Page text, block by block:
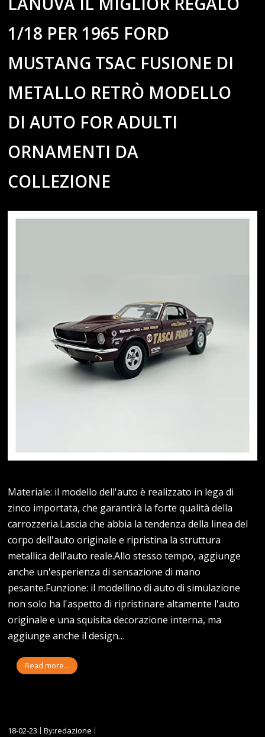
1/18 PER 1965 FORD
MUSTANG TSAC FUSIONE DI
METALLO RETRÒ MODELLO
DI AUTO FOR ADULTI
ORNAMENTI DA
COLLEZIONE
Materiale: il modello dell'auto è realizzato in lega di
zinco importata, che garantirà la forte qualità della
carrozzeria.Lascia che abbia la tendenza della linea del
corpo dell'auto originale e ripristina la struttura
metallica dell'auto reale.Allo stesso tempo, aggiunge
anche un'esperienza di sensazione di mano
pesante.Funzione: il modellino di auto di simulazione
non solo ha l'aspetto di ripristinare altamente l'auto
originale e una squisita decorazione interna, ma
aggiunge anche il design…
Read more...
18-02-23
By:redazione